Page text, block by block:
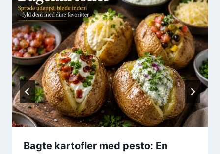
Bagte kartofler med pesto: En